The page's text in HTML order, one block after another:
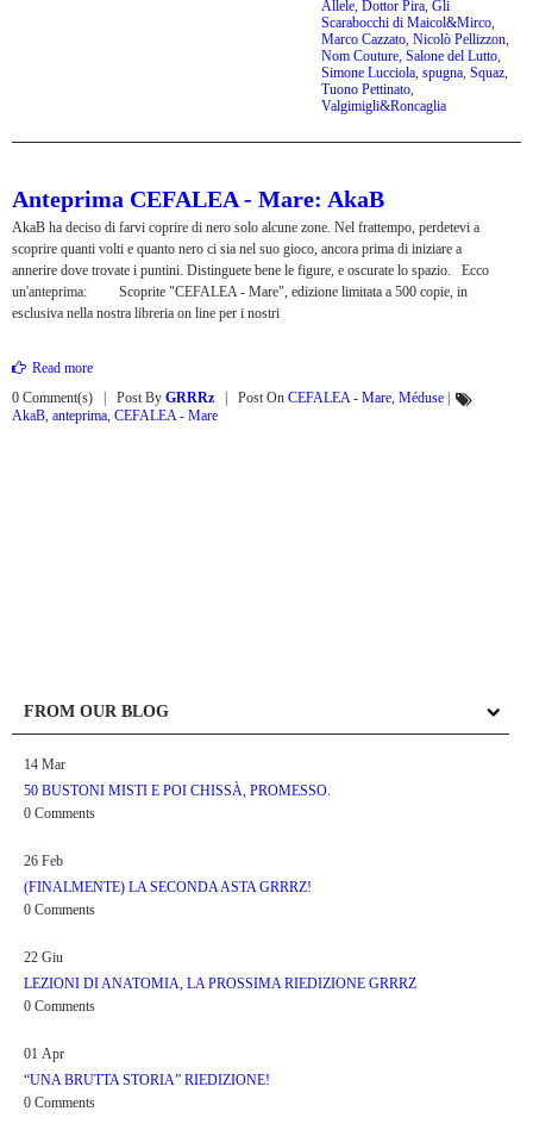
Allele, Dottor Pira, Gli
Scarabocchi di Maicol&Mirco,
Marco Cazzato, Nicolò Pellizzon,
Nom Couture, Salone del Lutto,
Simone Lucciola, spugna, Squaz,
Tuono Pettinato,
Valgimigli&Roncaglia
Anteprima CEFALEA - Mare: AkaB
AkaB ha deciso di farvi coprire di nero solo alcune zone. Nel frattempo, perdetevi a
scoprire quanti volti e quanto nero ci sia nel suo gioco, ancora prima di iniziare a
annerire dove trovate i puntini. Distinguete bene le figure, e oscurate lo spazio. Ecco
un'anteprima: Scoprite "CEFALEA - Mare", edizione limitata a 500 copie, in
esclusiva nella nostra libreria on line per i nostri
Read more
0 Comment(s)
Post By GRRRz Post On CEFALEA - Mare, Méduse
AkaB, anteprima, CEFALEA - Mare
FROM OUR BLOG
14 Mar
50 BUSTONI MISTI E POI CHISSÀ, PROMESSO.
0 Comments
26 Feb
(FINALMENTE) LA SECONDA ASTA GRRRZ!
0 Comments
22 Giu
LEZIONI DI ANATOMIA, LA PROSSIMA RIEDIZIONE GRRRZ
0 Comments
01 Apr
“UNA BRUTTA STORIA” RIEDIZIONE!
0 Comments